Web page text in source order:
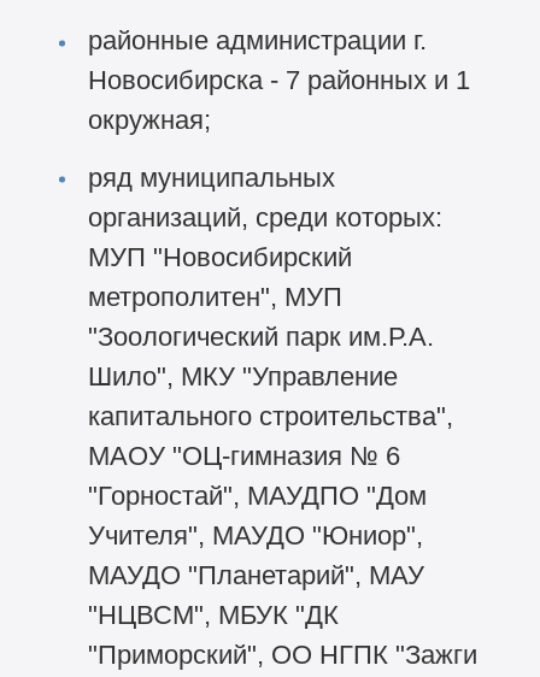
районные администрации г.
Новосибирска - 7 районных и 1
окружная;
ряд муниципальных
организаций, среди которых:
МУП "Новосибирский
метрополитен", МУП
"Зоологический парк им.Р.А.
Шило", МКУ "Управление
капитального строительства",
МАОУ "ОЦ-гимназия № 6
"Горностай", МАУДПО "Дом
Учителя", МАУДО "Юниор",
МАУДО "Планетарий", МАУ
"НЦВСМ", МБУК "ДК
"Приморский", ОО НГПК "Зажги